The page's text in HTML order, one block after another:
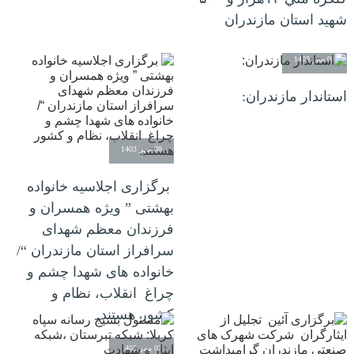
شهید استان مازندران
08 مهر 1403
استاندار مازندران:
08 مهر 1403
برگزاری اجلاسیه خانواده
بهشتی ” ویژه همسران و
فرزندان معظم شهدای
سرافراز استان مازندران “/
خانواده های شهدا چشم و
چراغ انقلاب، نظام و
کشور هستند.
07 مهر 1403